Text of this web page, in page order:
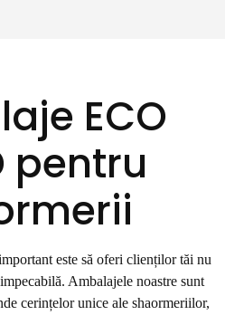
ECO
pentru
este să oferi clienților tăi nu
Ambalajele noastre sunt
cerințelor unice ale shaormeriilor,